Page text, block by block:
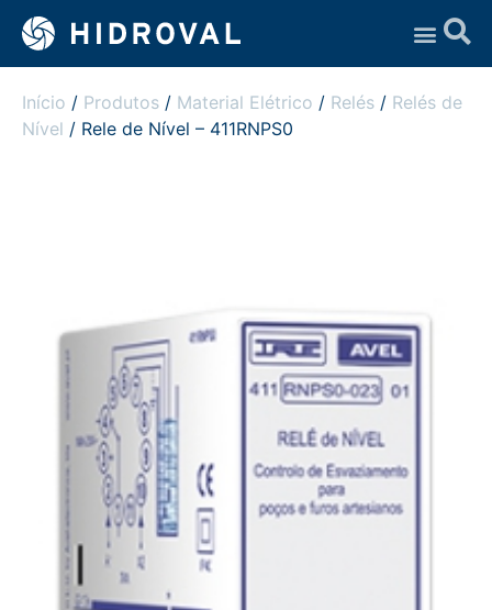
Início / Produtos / Material Elétrico / Relés / Relés de
Nível / Rele de Nível – 411RNPS0